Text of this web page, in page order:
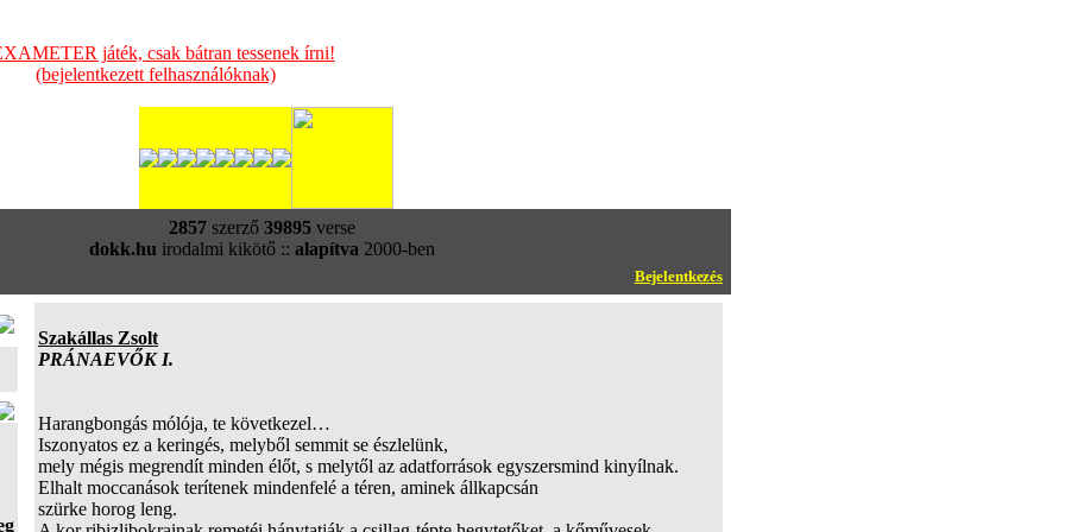
játék, csak bátran tessenek írni!
(bejelentkezett felhasználóknak)
2857szerző 39895verse
dokk.hu irodalmi kikötő :: alapítva 2000-ben
Bejelentkezés
Szakállas Zsolt
PRÁNAEVŐK I.
Harangbongás mólója, te következel…
Iszonyatos ez a keringés, melyből semmit se észlelünk,
mely mégis megrendít minden élőt, s melytől az adatforrások egyszersmind kinyílnak.
Elhalt moccanások terítenek mindenfelé a téren, aminek állkapcsán
szürke horog leng.